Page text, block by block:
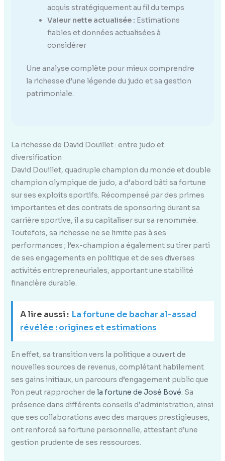
acquis stratégiquement au fil du temps
Valeur nette actualisée : Estimations
fiables et données actualisées à
considérer
Une analyse complète pour mieux comprendre
la richesse d’une légende du judo et sa gestion
patrimoniale.
La richesse de David Douillet : entre judo et
diversification
David Douillet, quadruple champion du monde et double
champion olympique de judo, a d’abord bâti sa fortune
sur ses exploits sportifs. Récompensé par des primes
importantes et des contrats de sponsoring durant sa
carrière sportive, il a su capitaliser sur sa renommée.
Toutefois, sa richesse ne se limite pas à ses
performances ; l’ex-champion a également su tirer parti
de ses engagements en politique et de ses diverses
activités entrepreneuriales, apportant une stabilité
financière durable.
A lire aussi : La fortune de bachar al-assad
révélée : origines et estimations
En effet, sa transition vers la politique a ouvert de
nouvelles sources de revenus, complétant habilement
ses gains initiaux, un parcours d’engagement public que
l’on peut rapprocher de la fortune de José Bové. Sa
présence dans différents conseils d’administration, ainsi
que ses collaborations avec des marques prestigieuses,
ont renforcé sa fortune personnelle, attestant d’une
gestion prudente de ses ressources.